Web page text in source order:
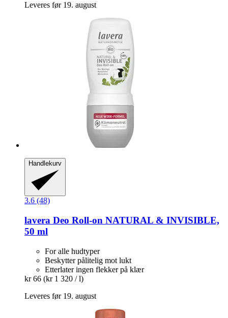
Leveres før 19. august
Handlekurv
3.6 (48)
lavera Deo Roll-​on NATURAL & INVISIBLE,
50 ml
For alle hudtyper
Beskytter pålitelig mot lukt
Etterlater ingen flekker på klær
kr 66 (kr 1 320 / l)
Leveres før 19. august